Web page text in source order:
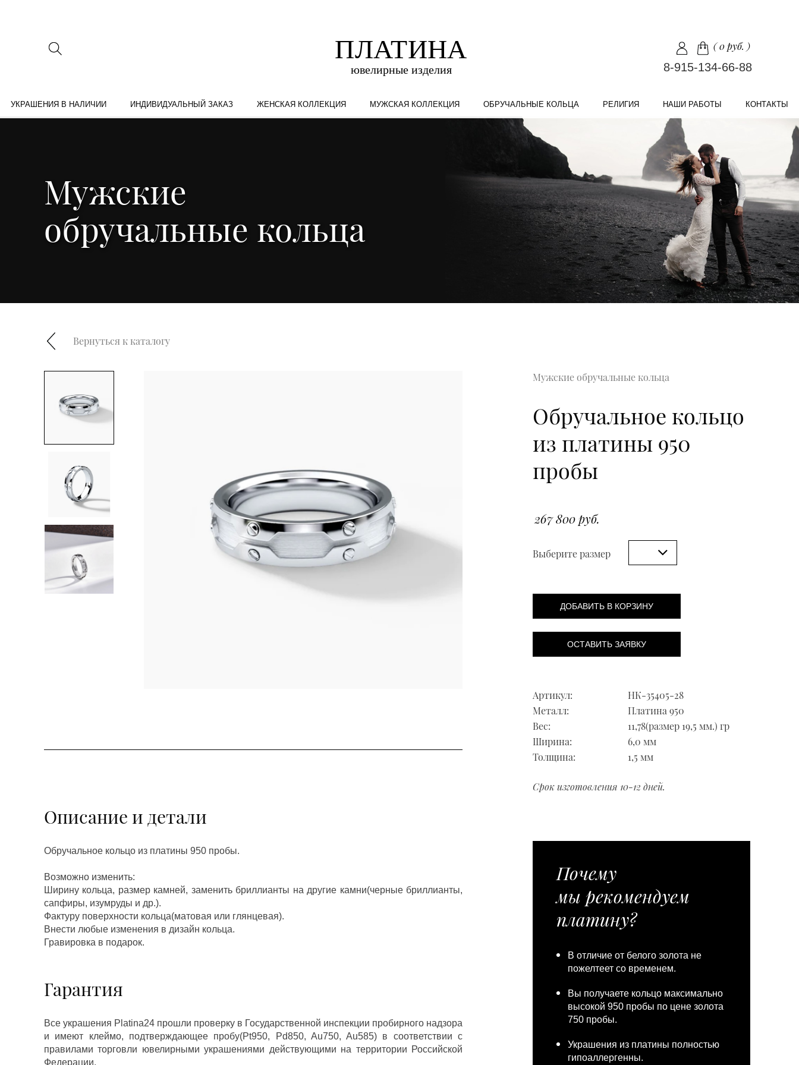
(0 руб. )
8-915-134-66-88
УКРАШЕНИЯ В НАЛИЧИИ ИНДИВИДУАЛЬНЫЙ ЗАКАЗ ЖЕНСКАЯ КОЛЛЕКЦИЯ МУЖСКАЯ КОЛЛЕКЦИЯ ОБРУЧАЛЬНЫЕ КОЛЬЦА РЕЛИГИЯ НАШИ РАБОТЫ КОНТАКТЫ
Мужские
обручальные кольца
Вернуться к каталогу
Мужские обручальные кольца
Обручальное кольцо
из платины 950
пробы
267 800 руб.
Выберите размер
ДОБАВИТЬ В КОРЗИНУ
ОСТАВИТЬ ЗАЯВКУ
Артикул:
НК-35405-28
Металл:
Платина 950
Вес:
11,78(размер 19,5 мм.) гр
Ширина:
6,0 мм
Толщина:
1,5 мм
Срок изготовления 10-12 дней.
Описание и детали
Обручальное кольцо из платины 950 пробы.
Возможно изменить:
Ширину кольца, размер камней, заменить бриллианты на другие камни(черные бриллианты,
сапфиры, изумруды и др.).
Фактуру поверхности кольца(матовая или глянцевая).
Внести любые изменения в дизайн кольца.
Гравировка в подарок.
Гарантия
Все украшения Platina24 прошли проверку в Государственной инспекции пробирного надзора
и имеют клеймо, подтверждающее пробу(Pt950, Pd850, Au750, Au585) в соответствии с
правилами торговли ювелирными украшениями действующими на территории Российской
Федерации.
Почему
мы рекомендуем
платину?
В отличие от белого золота не
пожелтеет со временем.
Вы получаете кольцо максимально
высокой 950 пробы по цене золота
750 пробы.
Украшения из платины полностью
гипоаллергенны.